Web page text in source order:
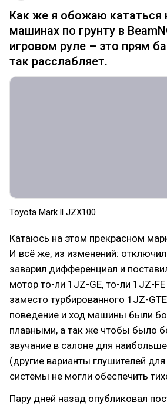
Как же я обожаю кататься
машинах по грунту в
игровом руле – это прям
так расслабляет.
Toyota Mark ll JZX100
Катаюсь на этом прекрасном
И всё же, из изменений: отключил
заварил дифференциал и
мотор то-ли 1JZ-GE, то-ли 1JZ-
заместо турбированного 1JZ-
поведение и ход машины были
плавными, а так же чтобы было
звучание в салоне для
(другие варианты глушителей
системы не могли обеспечить
Пару дней назад опубликовал